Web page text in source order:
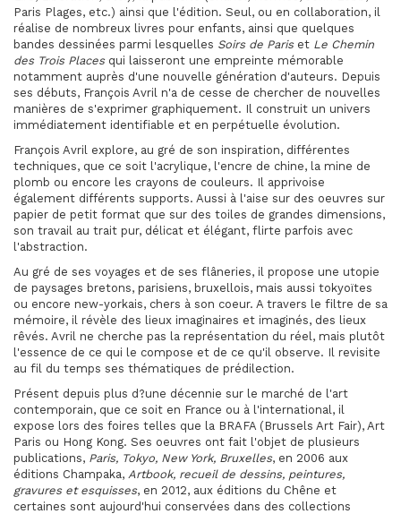
Paris Plages, etc.) ainsi que l'édition. Seul, ou en collaboration, il
réalise de nombreux livres pour enfants, ainsi que quelques
bandes dessinées parmi lesquelles Soirs de Pariset Le Chemin
des Trois Placesqui laisseront une empreinte mémorable
notamment auprès d'une nouvelle génération d'auteurs. Depuis
ses débuts, François Avril n'a de cesse de chercher de nouvelles
manières de s'exprimer graphiquement. Il construit un univers
immédiatement identifiable et en perpétuelle évolution.
François Avril explore, au gré de son inspiration, différentes
techniques, que ce soit l'acrylique, l'encre de chine, la mine de
plomb ou encore les crayons de couleurs. Il apprivoise
également différents supports. Aussi à l'aise sur des oeuvres sur
papier de petit format que sur des toiles de grandes dimensions,
son travail au trait pur, délicat et élégant, flirte parfois avec
l'abstraction.
Au gré de ses voyages et de ses flâneries, il propose une utopie
de paysages bretons, parisiens, bruxellois, mais aussi tokyoïtes
ou encore new-yorkais, chers à son coeur. A travers le filtre de sa
mémoire, il révèle des lieux imaginaires et imaginés, des lieux
rêvés. Avril ne cherche pas la représentation du réel, mais plutôt
l'essence de ce qui le compose et de ce qu'il observe. Il revisite
au fil du temps ses thématiques de prédilection.
Présent depuis plus d?une décennie sur le marché de l'art
contemporain, que ce soit en France ou à l'international, il
expose lors des foires telles que la BRAFA (Brussels Art Fair), Art
Paris ou Hong Kong. Ses oeuvres ont fait l'objet de plusieurs
publications, Paris, Tokyo, New York, Bruxelles, en 2006 aux
éditions Champaka, Artbook, recueil de dessins, peintures,
gravures et esquisses, en 2012, aux éditions du Chêne et
certaines sont aujourd'hui conservées dans des collections